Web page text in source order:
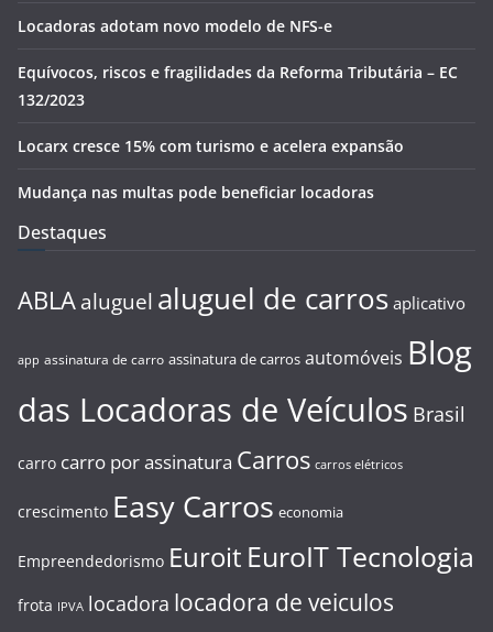
Locadoras adotam novo modelo de NFS-e
Equívocos, riscos e fragilidades da Reforma Tributária – EC
132/2023
Locarx cresce 15% com turismo e acelera expansão
Mudança nas multas pode beneficiar locadoras
Destaques
ABLA aluguel aluguel de carros aplicativo
app assinatura de carro assinatura de carros automóveis Blog
das Locadoras de Veículos Brasil
carro carro por assinatura Carros carros elétricos
crescimento Easy Carros economia
Empreendedorismo Euroit EuroIT Tecnologia
frota IPVA locadora locadora de veiculos